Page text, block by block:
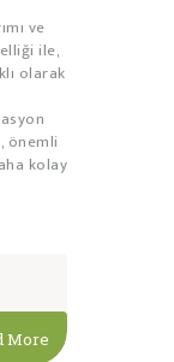
ve
ile,
olarak
önemli
kolay
More